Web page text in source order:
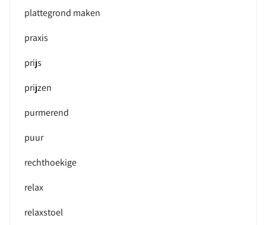
plattegrond maken
praxis
prijs
prijzen
purmerend
puur
rechthoekige
relax
relaxstoel